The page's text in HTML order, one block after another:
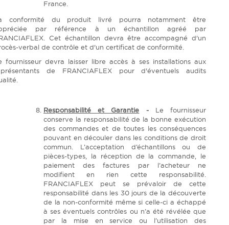
France.
conformité du produit livré pourra notamment être
par référence à un échantillon agréé par
Cet échantillon devra être accompagné d'un
verbal de contrôle et d'un certificat de conformité.
fournisseur devra laisser libre accès à ses installations aux
de FRANCIAFLEX pour d'éventuels audits
Responsabilité et Garantie - Le fournisseur
conserve la responsabilité de la bonne exécution
des commandes et de toutes les conséquences
pouvant en découler dans les conditions de droit
commun. L’acceptation d’échantillons ou de
pièces-types, la réception de la commande, le
paiement des factures par l’acheteur ne
modifient en rien cette responsabilité.
FRANCIAFLEX peut se prévaloir de cette
responsabilité dans les 30 jours de la découverte
de la non-conformité même si celle-ci a échappé
à ses éventuels contrôles ou n’a été révélée que
par la mise en service ou l’utilisation des